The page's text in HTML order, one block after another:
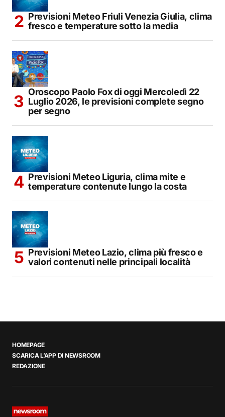
Previsioni Meteo Friuli Venezia Giulia, clima
fresco e temperature sotto la media
Oroscopo Paolo Fox di oggi Mercoledì 22
Luglio 2026, le previsioni complete segno
per segno
Previsioni Meteo Liguria, clima mite e
temperature contenute lungo la costa
Previsioni Meteo Lazio, clima più fresco e
valori contenuti nelle principali località
HOMEPAGE
SCARICA L’APP DI NEWSROOM
REDAZIONE